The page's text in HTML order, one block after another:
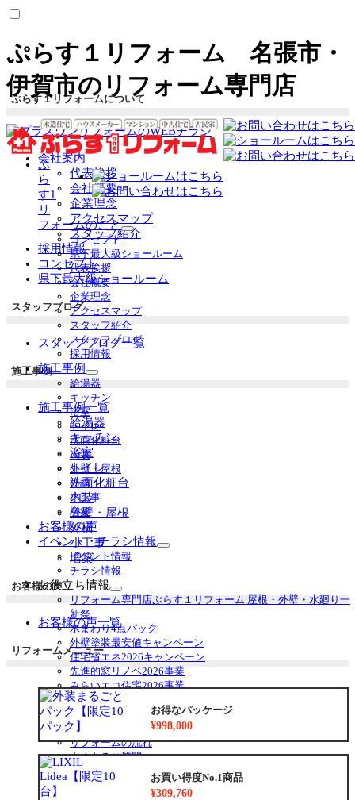
ぷらす１リフォーム 名張市・
伊賀市のリフォーム専門店
ぷ
ら
す1
リ
フォームのこと
サ
ブ
ニ
ー
を
展
開
コンセプト
県下最大級ショールーム
代表挨拶
会社概要
企業理念
アクセスマップ
スタッフ紹介
スタッフブログ
採用情報
施工事例
サ
ブ
メ
ニ
ュ
ー
を
展
開
給湯器
キッチン
浴室
トイレ
洗面化粧台
内装
外壁・屋根
外構
小工事
増築
お客様の声
イベント・チラシ情報
サ
ニ
ュ
を
展
開
イベント情報
チラシ情報
お役立ち情報
サ
メ
ニ
ュ
ー
を
展
開
リフォーム専門店ぷらす１リフォーム 屋根・外壁・水廻り一
新祭
水まわり4点パック
外壁塗装最安値キャンペーン
住宅省エネ2026キャンペーン
先進的窓リノベ2026事業
みらいエコ住宅2026事業
給湯省エネ2026事業
安心保証
お得なリフォームメニュー
リフォームの流れ
よくあるご質問
中古リノベをご検討中の方へ
ぷらす１リフォームについて
会社案内
代表挨拶
会社概要
企業理念
アクセスマップ
スタッフ紹介
採用情報
コンセプト
県下最大級ショールーム
スタッフブログ
スタッフブログ一覧
施工事例
施工事例一覧
給湯器
キッチン
浴室
トイレ
洗面化粧台
内装
外壁・屋根
外構
小工事
増築
お客様の声
お客様の声一覧
リフォームメニュー
お得なパッケージ
¥998,000
お買い得度No.1商品
¥309,760